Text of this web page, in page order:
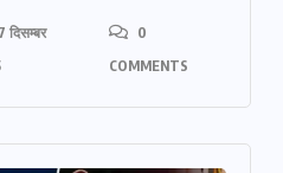
दिसम्बर
0
COMMENTS